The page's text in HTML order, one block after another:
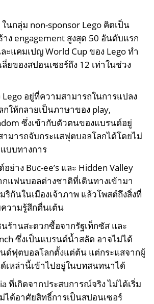
นกลุ่ม non-sponsor Lego คิดเป็น
ง engagement สูงสุด 50 อันดับแรก
ะแคมเปญ World Cup ของ Lego ทำ
ยของสปอนเซอร์ถึง 12 เท่าในช่วง
อยู่ที่ความสามารถในการแปลง
ให้กลายเป็นภาษาของ play,
ซึ่งเข้ากับตัวตนของแบรนด์อยู่
มารถจับกระแสฟุตบอลโลกได้โดยไม่
บบทางการ
ย่าง Buc-ee’s และ Hidden Valley
กแฟนบอลต่างชาติที่เดินทางเข้ามา
กันในเมืองเจ้าภาพ แล้วโพสต์ถึงสิ่งที่
วามรู้สึกตื่นเต้น
นร้านสะดวกซื้อจากรัฐเท็กซัส และ
ซึ่งเป็นแบรนด์น้ำสลัด อาจไม่ได้
นด์ฟุตบอลโลกตั้งแต่ต้น แต่กระแสจากผู้
เหล่านี้เข้าไปอยู่ในบทสนทนาได้
ที่เกิดจากประสบการณ์จริง ไม่ได้เริ่ม
ด้อาศัยสิทธิ์การเป็นสปอนเซอร์